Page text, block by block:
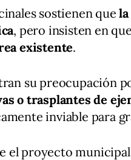
sostienen que
, pero insisten en que
existente.
su preocupación
o trasplantes de
inviable para
el proyecto